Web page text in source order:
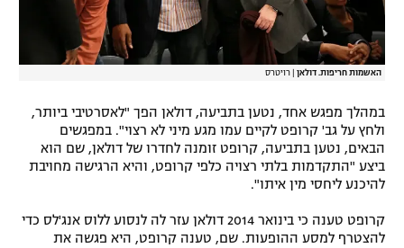
המגזין
האשמות חריפות. דולאן רויטרס
במהלך מפגש אחד, נטען בתביעה, דולאן הפך "לאסרטיבי ביותר,
ולחץ על גב' קרופט לקיים עמו מגע מיני לא רצוי". במפגשים
הבאים, נטען בתביעה, קרופט זומנה לחדרו של דולאן, שם הוא
ביצע "התקדמות בלתי רצויה כלפי קרופט, והיא הרגישה מחויבת
להיכנע ליחסי מין איתו".
קרופט טענה כי בינואר 2014 דולאן עזר לה לנסוע ללוס אנג'לס כדי
להצטרף למסע ההופעות. שם, טענה קרופט, היא פגשה את